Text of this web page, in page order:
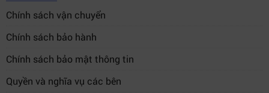
IMOU S400 phù hợp cho mọi tài xế muốn nâng cao an
toàn, ghi lại hành trình và có bằng chứng khi cần thiết.
Kết luận
Camera Hành Trình IMOU S400 4MP QHD Ghi Hình Ban
Đêm Điều Khiển Bằng Giọng Nói
Chính sách vận chuyển
Chính sách bảo hành
Chính sách bảo mật thông tin
Quyền và nghĩa vụ các bên